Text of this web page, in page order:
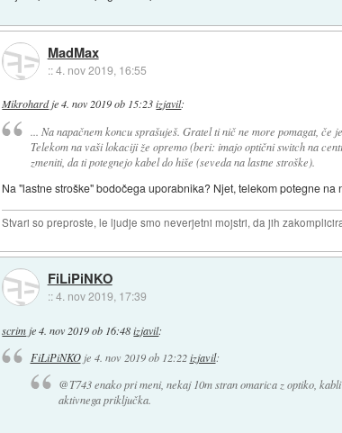
MadMax
::4. nov 2019, 16:55
Mikrohardje4. nov 2019 ob 15:23 izjavil:
... Na napačnem koncu sprašuješ. Gratel ti nič ne more pomagat, če
Telekom na vaši lokaciji že opremo (beri: imajo optični switch na
zmeniti, da ti potegnejo kabel do hiše (seveda na lastne stroške).
Na "lastne stroške" bodočega uporabnika? Njet, telekom potegne
Stvari so preproste, le ljudje smo neverjetni mojstri, da jih
FiLiPiNKO
::4. nov 2019, 17:39
scrim je4. nov 2019 ob 16:48 izjavil:
FiLiPiNKOje 4. nov 2019 ob 12:22 izjavil:
@T743 enako pri meni, nekaj 10m stran omarica z optiko,
aktivnega priključka.